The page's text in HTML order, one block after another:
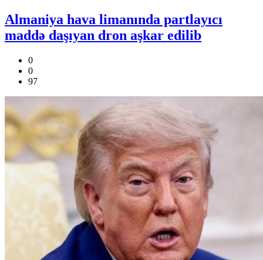
Almaniya hava limanında partlayıcı
maddə daşıyan dron aşkar edilib
0
0
97